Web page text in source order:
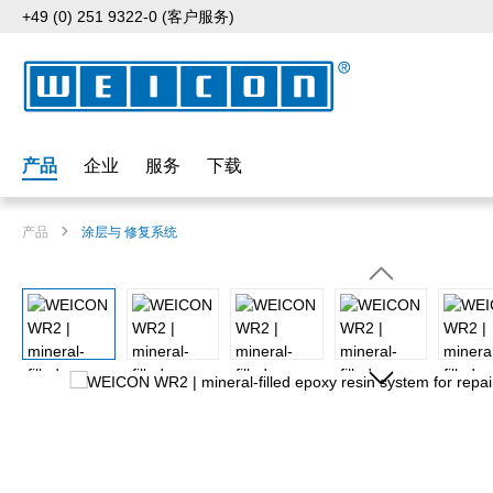
to main content
Skip to search
Skip to main navigation
+49 (0) 251 9322-0 (客户服务)
产品 企业 服务 下载
产品 涂层与 修复系统
Skip image gallery